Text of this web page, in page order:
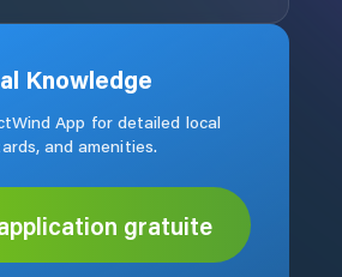
Knowledge
App for detailed local
and amenities.
gratuite